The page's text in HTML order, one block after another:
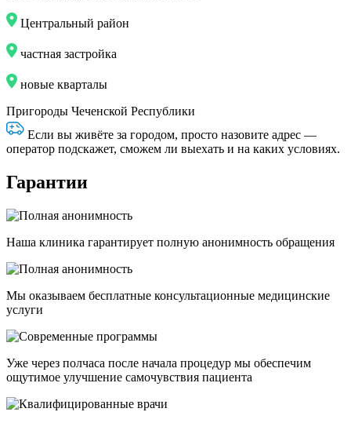
Центральный район
частная застройка
новые кварталы
Пригороды Чеченской Республики
Если вы живёте за городом, просто назовите адрес —
оператор подскажет, сможем ли выехать и на каких условиях.
Гарантии
Наша клиника гарантирует полную анонимность обращения
Мы оказываем бесплатные консультационные медицинские
услуги
Уже через полчаса после начала процедур мы обеспечим
ощутимое улучшение самочувствия пациента